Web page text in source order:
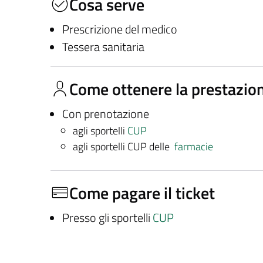
Prescrizione del medico
Tessera sanitaria
Come ottenere la
Con prenotazione
agli sportelli CUP
agli sportelli CUP delle farmacie
Come pagare il ticket
Presso gli sportelli CUP